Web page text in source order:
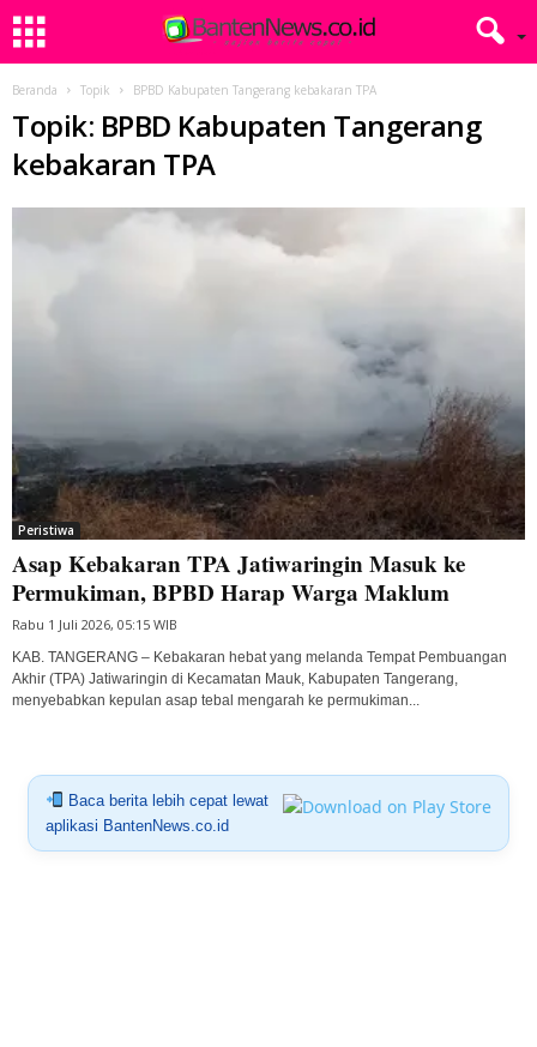
Beranda Topik BPBD Kabupaten Tangerang kebakaran TPA
Topik: BPBD Kabupaten Tangerang
kebakaran TPA
Peristiwa
Asap Kebakaran TPA Jatiwaringin Masuk ke
Permukiman, BPBD Harap Warga Maklum
Rabu 1 Juli 2026, 05:15 WIB
KAB. TANGERANG – Kebakaran hebat yang melanda Tempat Pembuangan
Akhir (TPA) Jatiwaringin di Kecamatan Mauk, Kabupaten Tangerang,
menyebabkan kepulan asap tebal mengarah ke permukiman...
Baca berita lebih cepat lewat
aplikasi BantenNews.co.id